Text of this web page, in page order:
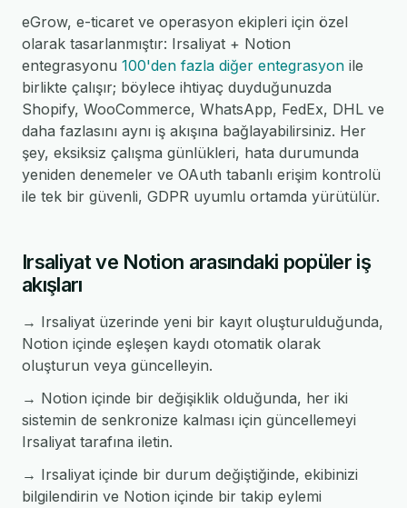
eGrow, e-ticaret ve operasyon ekipleri için özel
olarak tasarlanmıştır: Irsaliyat + Notion
entegrasyonu 100'den fazla diğer entegrasyon ile
birlikte çalışır; böylece ihtiyaç duyduğunuzda
Shopify, WooCommerce, WhatsApp, FedEx, DHL ve
daha fazlasını aynı iş akışına bağlayabilirsiniz. Her
şey, eksiksiz çalışma günlükleri, hata durumunda
yeniden denemeler ve OAuth tabanlı erişim kontrolü
ile tek bir güvenli, GDPR uyumlu ortamda yürütülür.
Irsaliyat ve Notion arasındaki popüler iş
akışları
→ Irsaliyat üzerinde yeni bir kayıt oluşturulduğunda,
Notion içinde eşleşen kaydı otomatik olarak
oluşturun veya güncelleyin.
→ Notion içinde bir değişiklik olduğunda, her iki
sistemin de senkronize kalması için güncellemeyi
Irsaliyat tarafına iletin.
→ Irsaliyat içinde bir durum değiştiğinde, ekibinizi
bilgilendirin ve Notion içinde bir takip eylemi